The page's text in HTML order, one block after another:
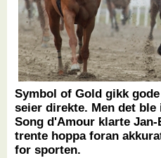
Symbol of Gold gikk
seier direkte. Men det
Song d'Amour klarte
trente hoppa foran
for sporten.